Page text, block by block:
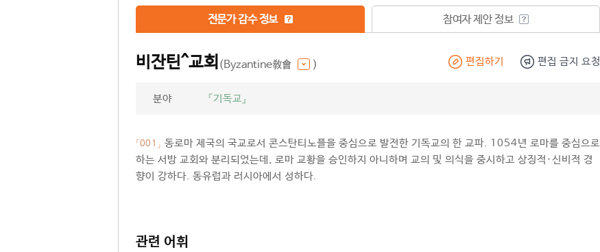
전문가 감수 정보 참여자 제안 정보
비잔틴^교회 (Byzantine敎會 ) 편집하기 편집 금지 요청
분야 『기독교』
「001」 동로마 제국의 국교로서 콘스탄티노플을 중심으로 발전한 기독교의 한 교파. 1054년 로마를 중심으로
하는 서방 교회와 분리되었는데, 로마 교황을 승인하지 아니하며 교의 및 의식을 중시하고 상징적·신비적 경
향이 강하다. 동유럽과 러시아에서 성하다.
관련 어휘